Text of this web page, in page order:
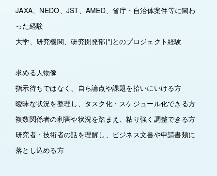
JAXA、NEDO、JST、AMED、省庁・自治体案件等に関わ
った経験
大学、研究機関、研究開発部門とのプロジェクト経験
求める人物像
指示待ちではなく、自ら論点や課題を拾いにいける方
曖昧な状況を整理し、タスク化・スケジュール化できる方
複数関係者の利害や状況を踏まえ、粘り強く調整できる方
研究者・技術者の話を理解し、ビジネス文書や申請書類に
落とし込める方